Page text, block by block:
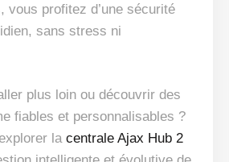
vous profitez d’une sécurité
sans stress ni
plus loin ou découvrir des
fiables et personnalisables ?
la centrale Ajax Hub 2